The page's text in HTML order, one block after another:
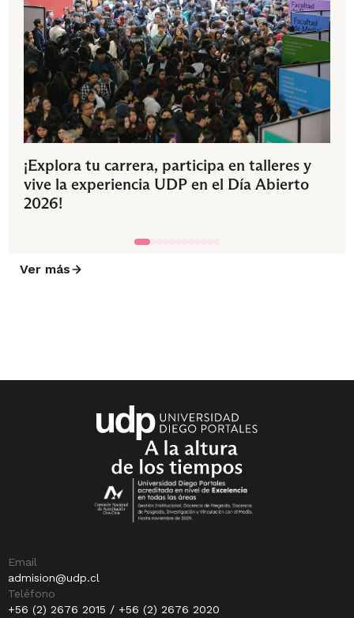
¡Explora tu carrera, participa en talleres y
vive la experiencia UDP en el Día Abierto
2026!
Ver más
Email
admision@udp.cl
Teléfono
+56 (2) 2676 2015 / +56 (2) 2676 2020